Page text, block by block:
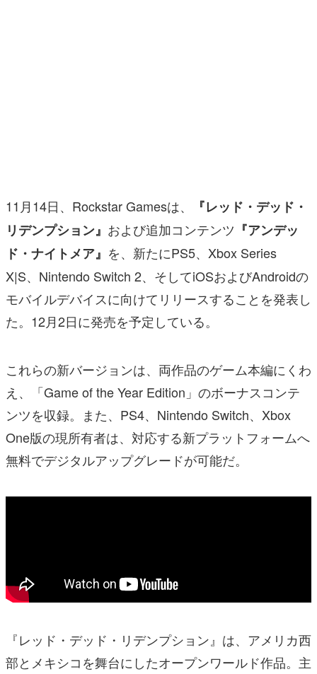
その他
電ファミニコゲーマーとは？
運営：株式会社マレ
11月14日、Rockstar Gamesは、
『レッド・デッド・
リデンプション』 および追加コンテンツ 『アンデッ
ド・ナイトメア』 を、新たにPS5、Xbox Series
X|S、Nintendo Switch 2、そしてiOSおよびAndroidの
モバイルデバイスに向けてリリースすることを発表し
た。12月2日に発売を予定している。
これらの新バージョンは、両作品のゲーム本編にくわ
え、「Game of the Year Edition」のボーナスコンテ
ンツを収録。また、PS4、Nintendo Switch、Xbox
One版の現所有者は、対応する新プラットフォームへ
無料でデジタルアップグレードが可能だ。
『レッド・デッド・リデンプション』は、アメリカ西
部とメキシコを舞台にしたオープンワールド作品。主